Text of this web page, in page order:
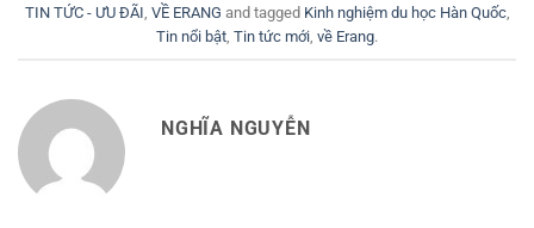
TIN TỨC - ƯU ĐÃI, VỀ ERANG and tagged Kinh nghiệm du học Hàn Quốc,
Tin nổi bật, Tin tức mới, về Erang.
NGHĨA NGUYỄN